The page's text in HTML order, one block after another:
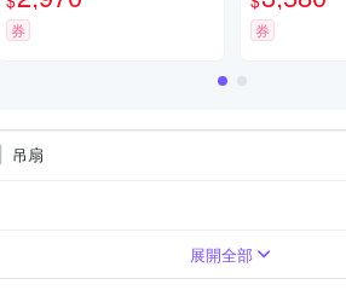
券 券
吊扇
展開全部